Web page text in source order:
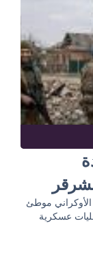
موطئ
عسكرية